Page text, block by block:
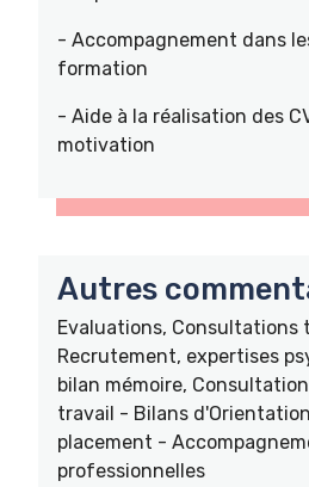
- Accompagnement dans
formation
- Aide à la réalisation des
motivation
Autres
Evaluations, Consultations
Recrutement, expertises
bilan mémoire,
travail - Bilans
placement -
professionnelles